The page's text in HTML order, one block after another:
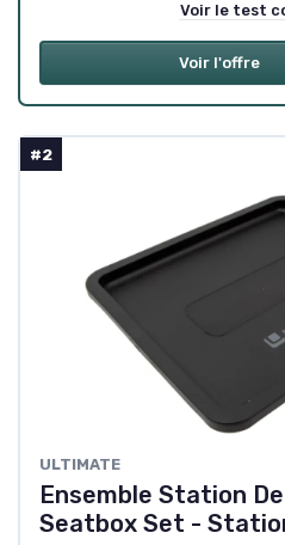
Voir le test
Voir l'offre
#2
‎ULTIMATE
Ensemble Station
Seatbox Set -